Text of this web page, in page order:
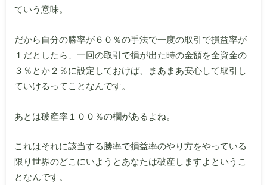
ていう意味。
だから自分の勝率が６０％の手法で一度の取引で損益率が
１だとしたら、一回の取引で損が出た時の金額を全資金の
３％とか２％に設定しておけば、まあまあ安心して取引し
ていけるってことなんです。
あとは破産率１００％の欄があるよね。
これはそれに該当する勝率で損益率のやり方をやっている
限り世界のどこにいようとあなたは破産しますよというこ
となんです。